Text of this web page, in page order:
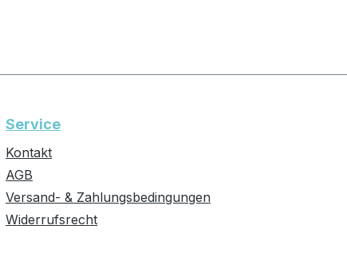
Service
Kontakt
AGB
Versand- & Zahlungsbedingungen
Widerrufsrecht